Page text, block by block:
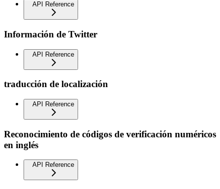
API Reference
Información de Twitter
API Reference
traducción de localización
API Reference
Reconocimiento de códigos de verificación numéricos
en inglés
API Reference